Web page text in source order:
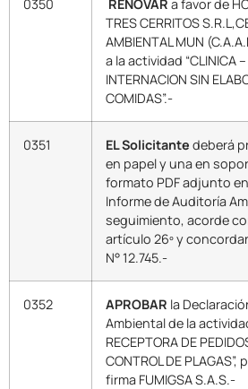
0350 RENOVAR a favor de
TRES CERRITOS
AMBIENTAL MUN
a la actividad “CLINICA –
INTERNACION SIN
COMIDAS”.-
0351 EL Solicitante deberá
en papel y una en
formato PDF adjunto
Informe de Auditoría
seguimiento, acorde
artículo 26º y
N° 12.745.-
0352 APROBAR la
Ambiental de la
RECEPTORA DE
CONTROL DE
firma FUMIGSA S.A.S.-